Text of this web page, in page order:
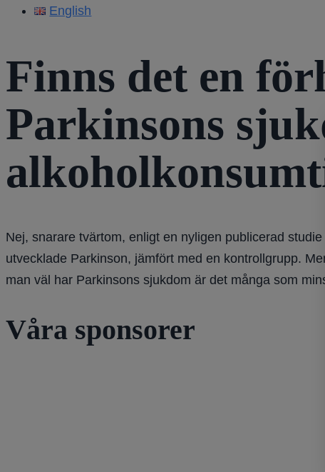
English
Finns det en
Parkinsons
Nej, snarare tvärtom, enligt en nyligen publicerad
utvecklade Parkinson, jämfört med en kontrollgrupp.
man väl har Parkinsons sjukdom är det många som
Våra sponsorer